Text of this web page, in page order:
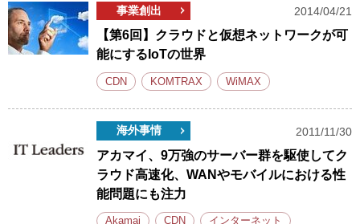
事業創出 2014/04/21
【第6回】クラウドと仮想ネットワークが可
能にするIoTの世界
CDN KOMTRAX WiMAX
海外事情 2011/11/30
アカマイ、9万強のサーバー群を駆使してク
ラウド高速化、WANやモバイルにおける性
能問題にも注力
Akamai CDN インターネット